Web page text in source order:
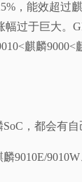
，能效超过
幅过于巨大。
麒麟9000<
，都会有自
9010E/